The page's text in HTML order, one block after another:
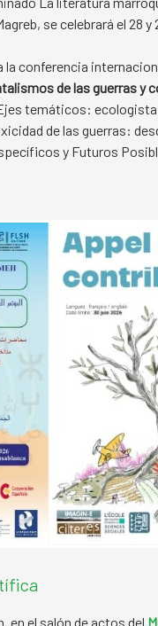
se celebrará el 28 y
conferencia
de las guerras y
temáticos: ecologista
de las guerras:
y Futuros
en el salón de actos del